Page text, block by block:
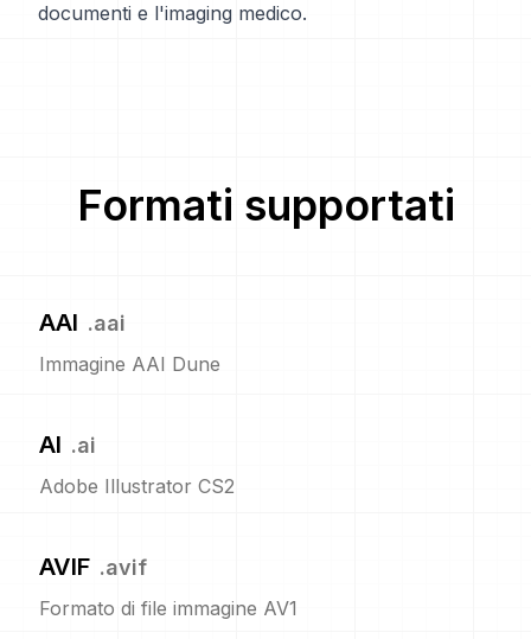
documenti e l'imaging medico.
Formati supportati
AAI .aai
Immagine AAI Dune
AI .ai
Adobe Illustrator CS2
AVIF .avif
Formato di file immagine AV1